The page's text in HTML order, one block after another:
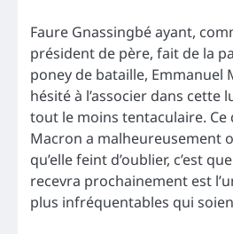
Faure Gnassingbé ayant,
président de père, fait de la
poney de bataille, Emmanuel
hésité à l’associer dans cette
tout le moins tentaculaire. Ce
Macron a malheureusement
qu’elle feint d’oublier, c’est
recevra prochainement est
plus infréquentables qui